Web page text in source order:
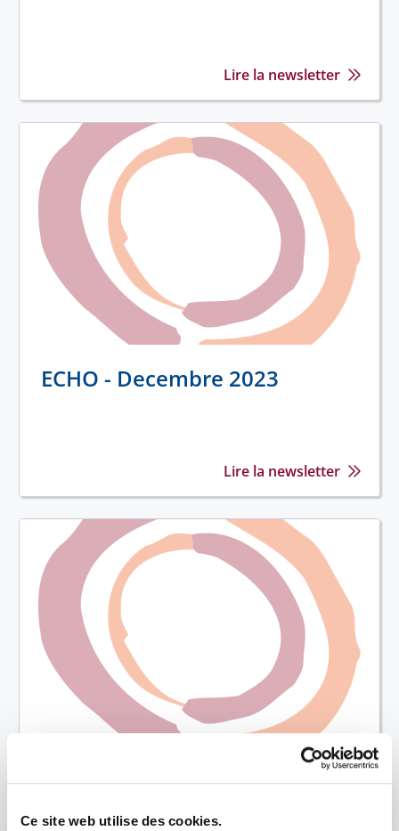
Ce site web utilise des cookies.
Lire la newsletter
ECHO - Decembre 2023
Lire la newsletter